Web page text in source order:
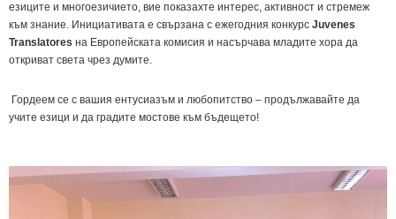
езиците и многоезичието, вие показахте интерес, активност и стремеж
към знание. Инициативата е свързана с ежегодния конкурс Juvenes
Translatores на Европейската комисия и насърчава младите хора да
откриват света чрез думите.
Гордеем се с вашия ентусиазъм и любопитство – продължавайте да
учите езици и да градите мостове към бъдещето!